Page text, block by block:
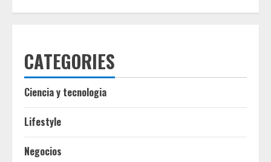
CATEGORIES
Ciencia y tecnologia
Lifestyle
Negocios